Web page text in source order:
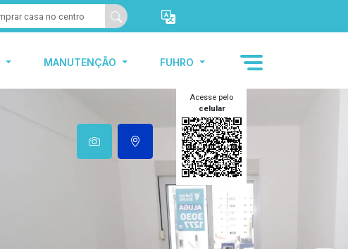
MANUTENÇÃO FUHRO
Acesse pelo
celular